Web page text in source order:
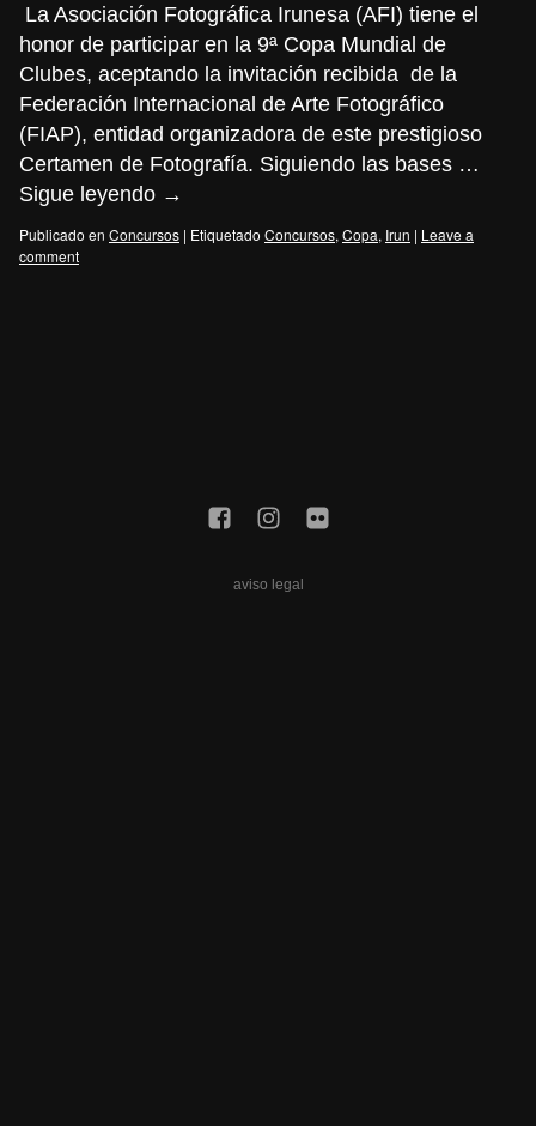
La Asociación Fotográfica Irunesa (AFI) tiene el
honor de participar en la 9ª Copa Mundial de
Clubes, aceptando la invitación recibida de la
Federación Internacional de Arte Fotográfico
(FIAP), entidad organizadora de este prestigioso
Certamen de Fotografía. Siguiendo las bases …
Sigue leyendo →
Publicado en Concursos | Etiquetado Concursos, Copa, Irun | Leave a
comment
aviso legal